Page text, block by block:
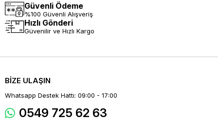
Güvenli Ödeme
%100 Güvenli Alışveriş
Hızlı Gönderi
Güvenilir ve Hızlı Kargo
BİZE ULAŞIN
Whatsapp Destek Hattı: 09:00 - 17:00
0549 725 62 63